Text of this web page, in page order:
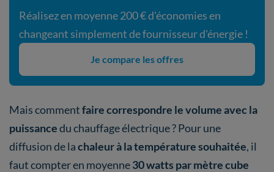
Réalisez en moyenne 200 € d'économies en
changeant simplement de fournisseur d'énergie !
Je compare les offres
Mais commentfaire correspondre le volume avec la
puissancedu chauffage électrique ? Pour une
diffusion de lachaleur à la température souhaitée, il
faut compter en moyenne30 watts par mètre cube